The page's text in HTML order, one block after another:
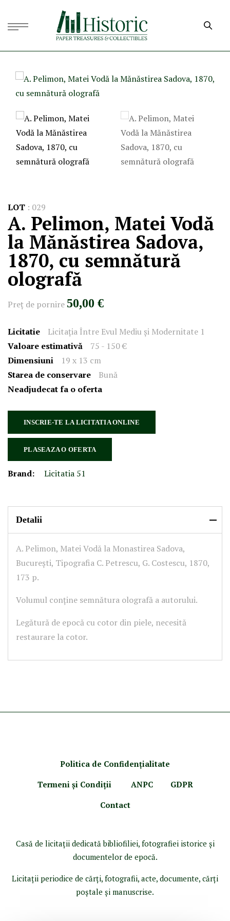
LOT : 029
A. Pelimon, Matei Vodă
la Mănăstirea Sadova,
1870, cu semnătură
olografă
Preţ de pornire 50,00 €
Licitatie
Licitația Între Evul Mediu și Modernitate 1
Valoare estimativă
75 - 150 €
Dimensiuni
19 x 13 cm
Starea de conservare
Bună
Neadjudecat fa o oferta
INSCRIE-TE LA LICITATIA ONLINE
PLASEAZA O OFERTA
Brand: Licitatia 51
Detalii
A. Pelimon, Matei Vodă la Monastirea Sadova,
București, Tipografia C. Petrescu, G. Costescu, 1870,
173 p.
Volumul conține semnătura olografă a autorului.
Legătură de epocă cu cotor din piele, necesită
restaurare la cotor.
Politica de Confidenţialitate
Termeni şi Condiţii
ANPC
GDPR
Contact
Casă de licitaţii dedicată bibliofiliei, fotografiei istorice şi
documentelor de epocă.
Licitaţii periodice de cărţi, fotografii, acte, documente, cărţi
poştale şi manuscrise.